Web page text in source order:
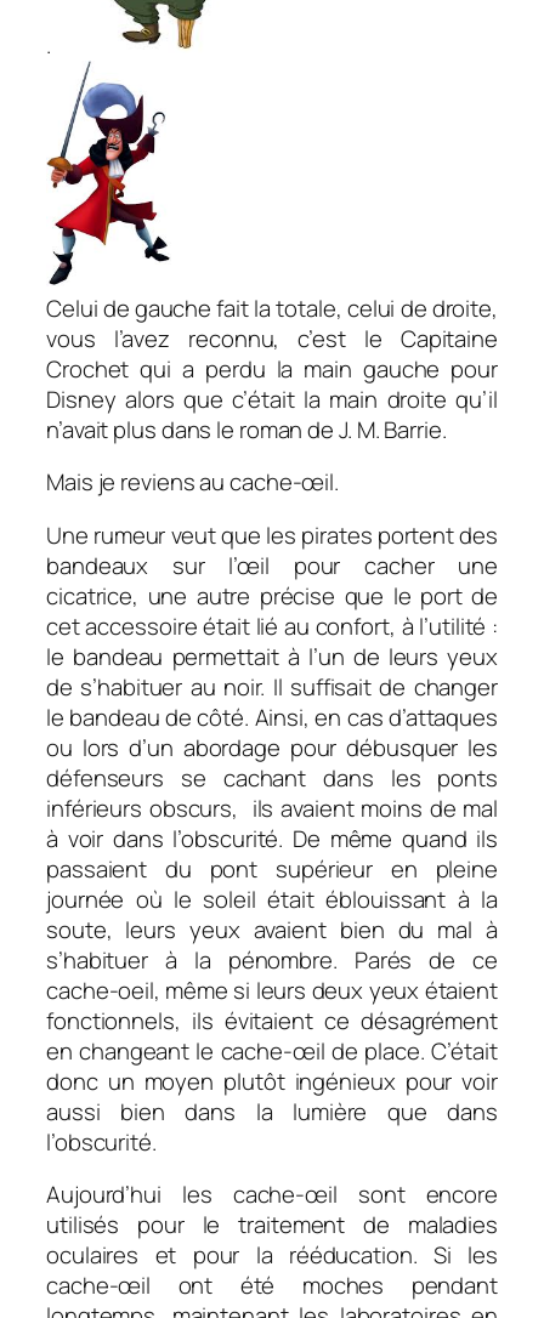
.
Celui de gauche fait la totale, celui de droite,
vous l’avez reconnu, c’est le Capitaine
Crochet qui a perdu la main gauche pour
Disney alors que c’était la main droite qu’il
n’avait plus dans le roman de J. M. Barrie.
Mais je reviens au cache-œil.
Une rumeur veut que les pirates portent des
bandeaux sur l’œil pour cacher une
cicatrice, une autre précise que le port de
cet accessoire était lié au confort, à l’utilité :
le bandeau permettait à l’un de leurs yeux
de s’habituer au noir. Il suffisait de changer
le bandeau de côté. Ainsi, en cas d’attaques
ou lors d’un abordage pour débusquer les
défenseurs se cachant dans les ponts
inférieurs obscurs, ils avaient moins de mal
à voir dans l’obscurité. De même quand ils
passaient du pont supérieur en pleine
journée où le soleil était éblouissant à la
soute, leurs yeux avaient bien du mal à
s’habituer à la pénombre. Parés de ce
cache-oeil, même si leurs deux yeux étaient
fonctionnels, ils évitaient ce désagrément
en changeant le cache-œil de place. C’était
donc un moyen plutôt ingénieux pour voir
aussi bien dans la lumière que dans
l’obscurité.
Aujourd’hui les cache-œil sont encore
utilisés pour le traitement de maladies
oculaires et pour la rééducation. Si les
cache-œil ont été moches pendant